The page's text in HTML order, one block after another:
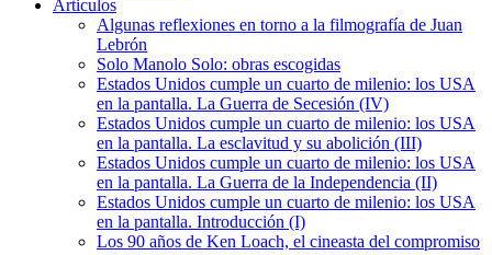
Articulos
Algunas reflexiones en torno a la filmografía de Juan
Lebrón
Solo Manolo Solo: obras escogidas
Estados Unidos cumple un cuarto de milenio: los USA
en la pantalla. La Guerra de Secesión (IV)
Estados Unidos cumple un cuarto de milenio: los USA
en la pantalla. La esclavitud y su abolición (III)
Estados Unidos cumple un cuarto de milenio: los USA
en la pantalla. La Guerra de la Independencia (II)
Estados Unidos cumple un cuarto de milenio: los USA
en la pantalla. Introducción (I)
Los 90 años de Ken Loach, el cineasta del compromiso